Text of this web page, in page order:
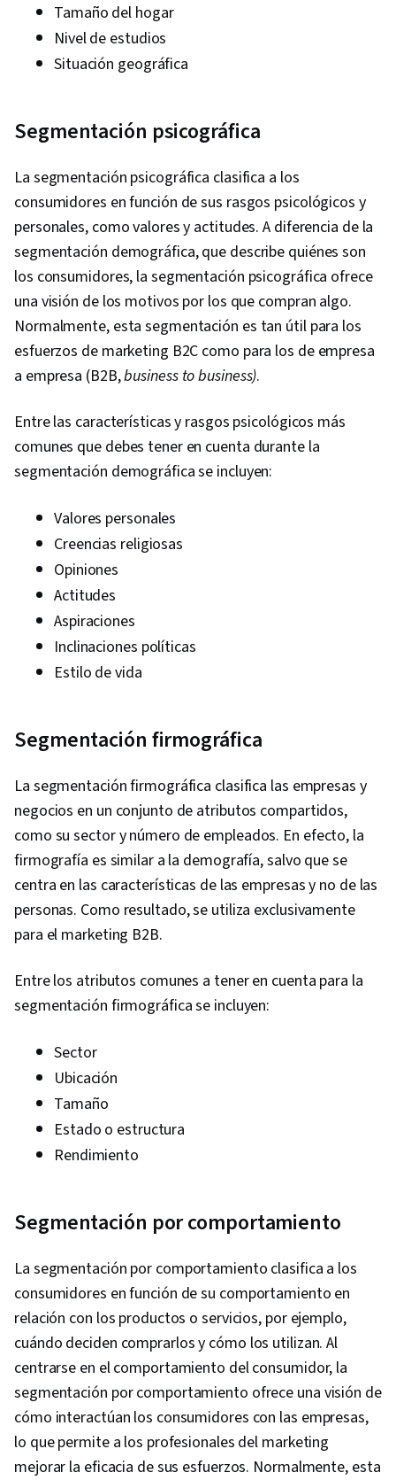
Tamaño del hogar
Nivel de estudios
Situación geográfica
Segmentación psicográfica
La segmentación psicográfica clasifica a los
consumidores en función de sus rasgos psicológicos y
personales, como valores y actitudes. A diferencia de la
segmentación demográfica, que describe quiénes son
los consumidores, la segmentación psicográfica ofrece
una visión de los motivos por los que compran algo.
Normalmente, esta segmentación es tan útil para los
esfuerzos de marketing B2C como para los de empresa
a empresa (B2B,business to business).
Entre las características y rasgos psicológicos más
comunes que debes tener en cuenta durante la
segmentación demográfica se incluyen:
Valores personales
Creencias religiosas
Opiniones
Actitudes
Aspiraciones
Inclinaciones políticas
Estilo de vida
Segmentación firmográfica
La segmentación firmográfica clasifica las empresas y
negocios en un conjunto de atributos compartidos,
como su sector y número de empleados. En efecto, la
firmografía es similar a la demografía, salvo que se
centra en las características de las empresas y no de las
personas. Como resultado, se utiliza exclusivamente
para el marketing B2B.
Entre los atributos comunes a tener en cuenta para la
segmentación firmográfica se incluyen:
Sector
Ubicación
Tamaño
Estado o estructura
Rendimiento
Segmentación por comportamiento
La segmentación por comportamiento clasifica a los
consumidores en función de su comportamiento en
relación con los productos o servicios, por ejemplo,
cuándo deciden comprarlos y cómo los utilizan. Al
centrarse en el comportamiento del consumidor, la
segmentación por comportamiento ofrece una visión de
cómo interactúan los consumidores con las empresas,
lo que permite a los profesionales del marketing
mejorar la eficacia de sus esfuerzos. Normalmente, esta